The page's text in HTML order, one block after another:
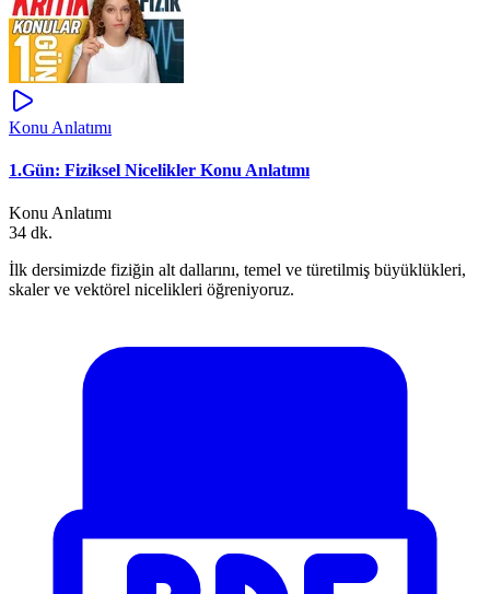
Konu Anlatımı
1.Gün: Fiziksel Nicelikler Konu Anlatımı
Konu Anlatımı
34 dk.
İlk dersimizde fiziğin alt dallarını, temel ve türetilmiş büyüklükleri,
skaler ve vektörel nicelikleri öğreniyoruz.